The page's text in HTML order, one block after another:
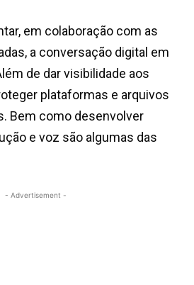
em colaboração com as
a conversação digital em
de dar visibilidade aos
plataformas e arquivos
Bem como desenvolver
e voz são algumas das
- Advertisement -